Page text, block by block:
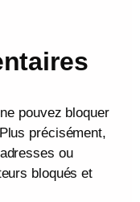
pouvez bloquer
précisément,
ou
bloqués et